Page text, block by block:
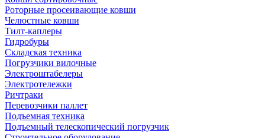
Роторные просеивающие ковши
Челюстные ковши
Тилт-каплеры
Гидробуры
Складская техника
Погрузчики вилочные
Электроштабелеры
Электротележки
Ричтраки
Перевозчики паллет
Подъемная техника
Подъемный телескопический погрузчик